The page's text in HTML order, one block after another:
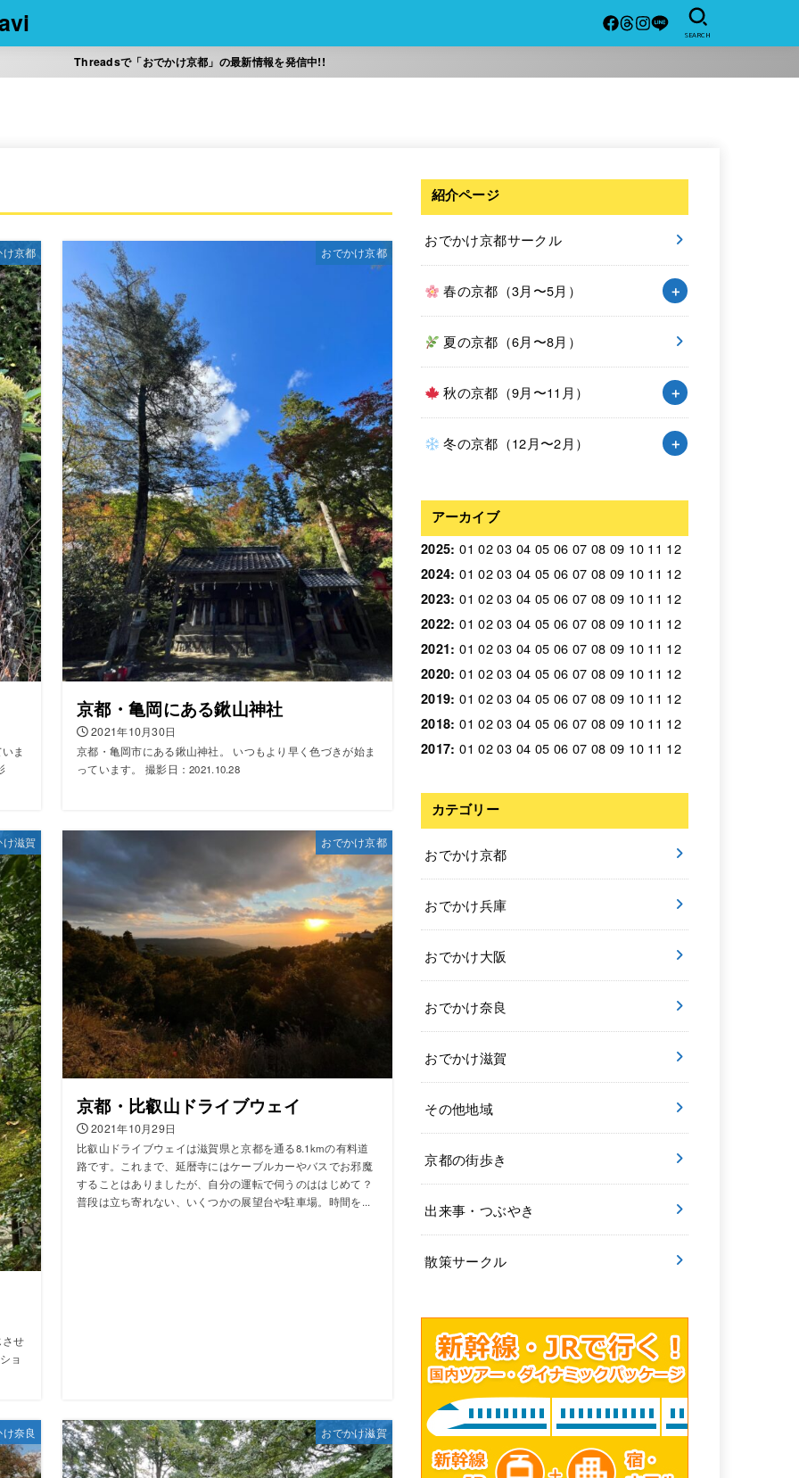
SEARCH
Threadsで「おでかけ京都」の最新情報を発信中!!
け京都
ま
おでかけ京都
京都・亀岡にある鍬山神社
2021年10月30日
京都・亀岡市にある鍬山神社。 いつもより早く色づきが始ま
っています。 撮影日：2021.10.28
け滋賀
せ
ョ
おでかけ京都
京都・比叡山ドライブウェイ
2021年10月29日
比叡山ドライブウェイは滋賀県と京都を通る8.1kmの有料道
路です。これまで、延暦寺にはケーブルカーやバスでお邪魔
することはありましたが、自分の運転で伺うのははじめて？
普段は立ち寄れない、いくつかの展望台や駐車場。時間を...
奈良 おでかけ滋賀
紹介ページ
おでかけ京都サークル
春の京都（3月〜5月）
夏の京都（6月〜8月）
秋の京都（9月〜11月）
冬の京都（12月〜2月）
アーカイブ
2025:01 02 03 04 05 06 07 08 09 10 11 12
2024:01 02 03 04 05 06 07 08 09 10 11 12
2023:01 02 03 04 05 06 07 08 09 10 11 12
2022:01 02 03 04 05 06 07 08 09 10 11 12
2021:01 02 03 04 05 06 07 08 09 10 11 12
2020:01 02 03 04 05 06 07 08 09 10 11 12
2019:01 02 03 04 05 06 07 08 09 10 11 12
2018:01 02 03 04 05 06 07 08 09 10 11 12
2017:01 02 03 04 05 06 07 08 09 10 11 12
カテゴリー
おでかけ京都
おでかけ兵庫
おでかけ大阪
おでかけ奈良
おでかけ滋賀
その他地域
京都の街歩き
出来事・つぶやき
散策サークル